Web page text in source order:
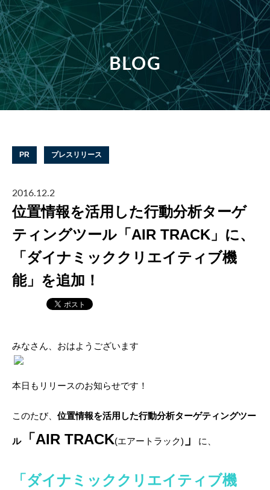
BLOG
PR プレスリリース
2016.12.2
位置情報を活用した行動分析ターゲ
ティングツール「AIR TRACK」に、
「ダイナミッククリエイティブ機
能」を追加！
みなさん、おはようございます
本日もリリースのお知らせです！
このたび、 位置情報を活用した行動分析ターゲティングツー
ル「AIR TRACK(エアートラック) 」 に、
「ダイナミッククリエイティブ機